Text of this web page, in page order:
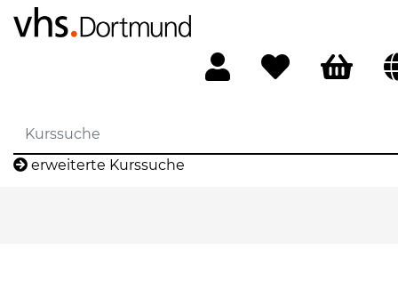
erweiterte Kurssuche